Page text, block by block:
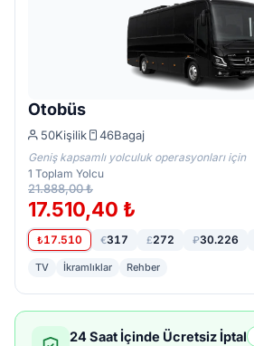
Otobüs
50Kişilik 46Bagaj
Geniş kapsamlı yolculuk operasyonları için
1 Toplam Yolcu
21.888,00 ₺
17.510,40 ₺
₺17.510 €317 £272 ₽30.226
TV İkramlıklar Rehber
24 Saat İçinde Ücretsiz İptal